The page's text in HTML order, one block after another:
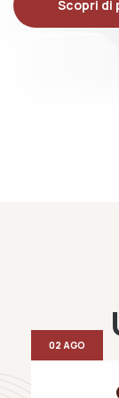
Scopri di
02 AGO